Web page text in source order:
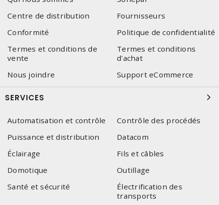
Centre de distribution
Fournisseurs
Conformité
Politique de confidentialité
Termes et conditions de
vente
Termes et conditions
d'achat
Nous joindre
Support eCommerce
SERVICES
Automatisation et contrôle
Contrôle des procédés
Puissance et distribution
Datacom
Éclairage
Fils et câbles
Domotique
Outillage
Santé et sécurité
Électrification des
transports